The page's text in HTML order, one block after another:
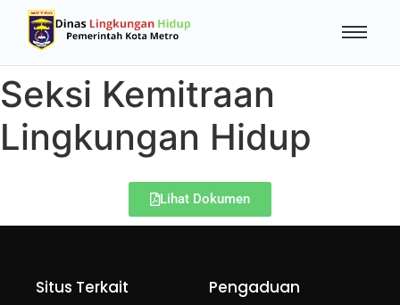
Seksi Kemitraan
Lingkungan Hidup
Lihat Dokumen
Situs Terkait Pengaduan